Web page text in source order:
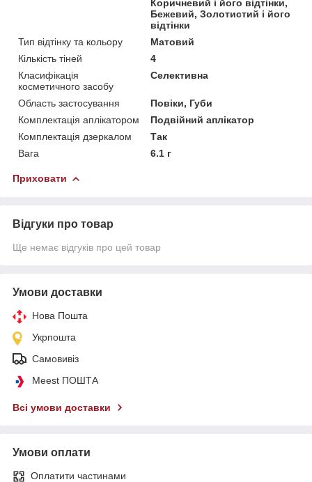
Коричневий і його відтінки,
Бежевий, Золотистий і його
відтінки
Тип відтінку та кольору
Матовий
Кількість тіней
4
Класифікація
косметичного засобу
Селективна
Область застосування
Повіки, Губи
Комплектація аплікатором
Подвійний аплікатор
Комплектація дзеркалом
Так
Вага
6.1 г
Приховати
Відгуки про товар
Ще немає відгуків про цей товар
Умови доставки
Нова Пошта
Укрпошта
Самовивіз
Meest ПОШТА
Всі умови доставки
Умови оплати
Оплатити частинами